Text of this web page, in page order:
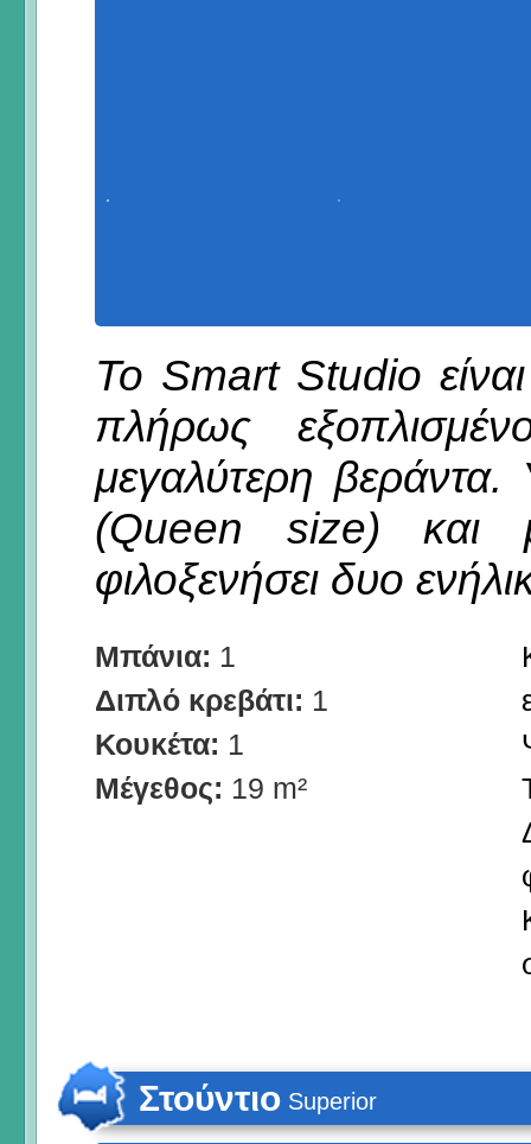
Το Smart Studio
πλήρως
μεγαλύτερη
(Queen size) και
φιλοξενήσει δυο
Μπάνια: 1
Διπλό κρεβάτι: 1
Κουκέτα: 1
Μέγεθος: 19 m²
Στούντιο Superior